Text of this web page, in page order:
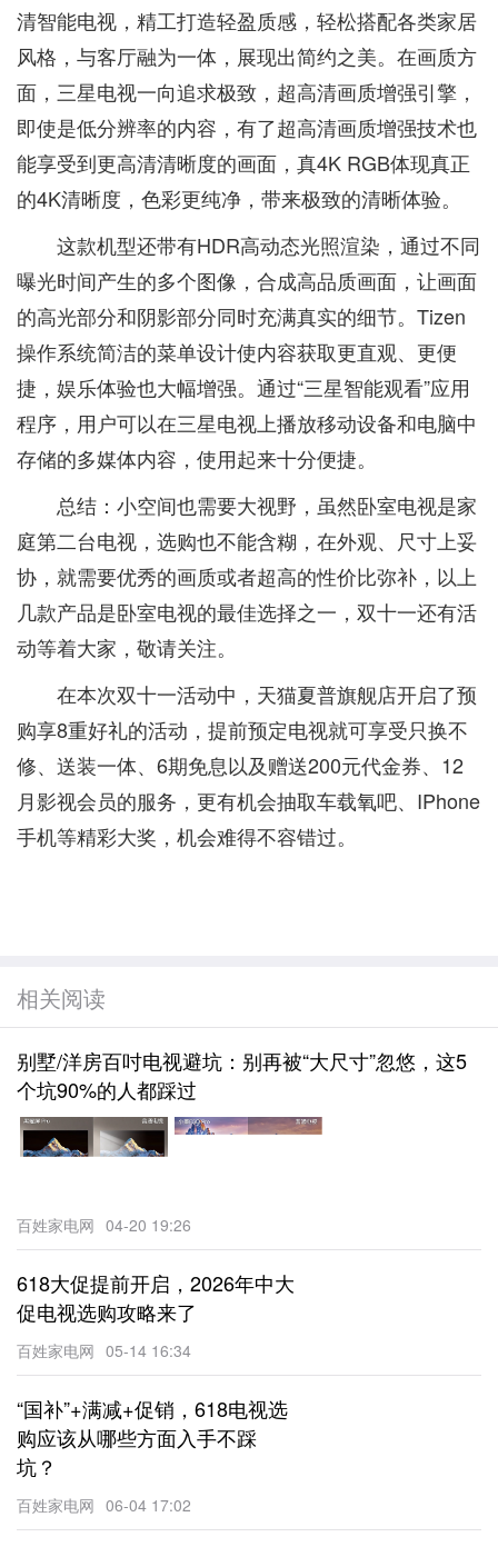
清智能电视，精工打造轻盈质感，轻松搭配各类家居
风格，与客厅融为一体，展现出简约之美。在画质方
面，三星电视一向追求极致，超高清画质增强引擎，
即使是低分辨率的内容，有了超高清画质增强技术也
能享受到更高清清晰度的画面，真4K RGB体现真正
的4K清晰度，色彩更纯净，带来极致的清晰体验。
这款机型还带有HDR高动态光照渲染，通过不同
曝光时间产生的多个图像，合成高品质画面，让画面
的高光部分和阴影部分同时充满真实的细节。Tizen
操作系统简洁的菜单设计使内容获取更直观、更便
捷，娱乐体验也大幅增强。通过“三星智能观看”应用
程序，用户可以在三星电视上播放移动设备和电脑中
存储的多媒体内容，使用起来十分便捷。
总结：小空间也需要大视野，虽然卧室电视是家
庭第二台电视，选购也不能含糊，在外观、尺寸上妥
协，就需要优秀的画质或者超高的性价比弥补，以上
几款产品是卧室电视的最佳选择之一，双十一还有活
动等着大家，敬请关注。
在本次双十一活动中，天猫夏普旗舰店开启了预
购享8重好礼的活动，提前预定电视就可享受只换不
修、送装一体、6期免息以及赠送200元代金券、12
月影视会员的服务，更有机会抽取车载氧吧、IPhone
手机等精彩大奖，机会难得不容错过。
相关阅读
别墅/洋房百吋电视避坑：别再被“大尺寸”忽悠，这5
个坑90%的人都踩过
百姓家电网 04-20 19:26
618大促提前开启，2026年中大
促电视选购攻略来了
百姓家电网 05-14 16:34
“国补”+满减+促销，618电视选
购应该从哪些方面入手不踩
坑？
百姓家电网 06-04 17:02